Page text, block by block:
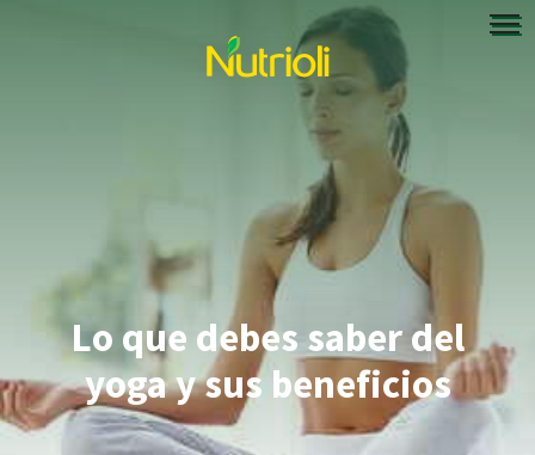
Lo que debes saber del
yoga y sus beneficios